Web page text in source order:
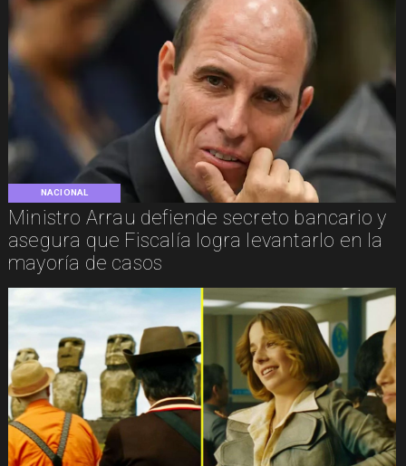
NACIONAL
Ministro Arrau defiende secreto bancario y
asegura que Fiscalía logra levantarlo en la
mayoría de casos